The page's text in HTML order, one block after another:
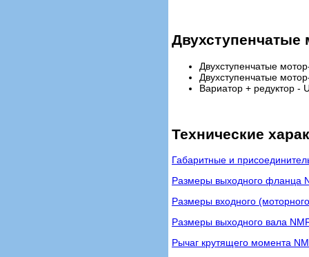
Двухступенчатые
Двухступенчатые
Двухступенчатые
Вариатор + редуктор -
Технические
Габаритные и
Размеры выходного фланца
Размеры входного
Размеры выходного вала
Рычаг крутящего момента